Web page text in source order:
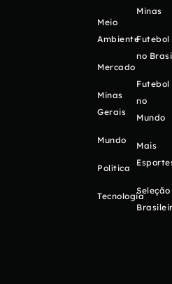
Meio
Ambiente
Mercado
Minas
Gerais
Mundo
Política
Tecnologia
Minas
Futebol
no
Futebol
no
Mundo
Mais
Seleção